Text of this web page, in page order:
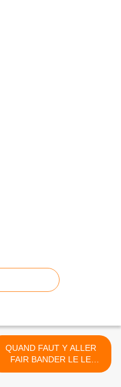
QUAND FAUT Y ALLER
FAIR BANDER LE LE
CLITORIS >